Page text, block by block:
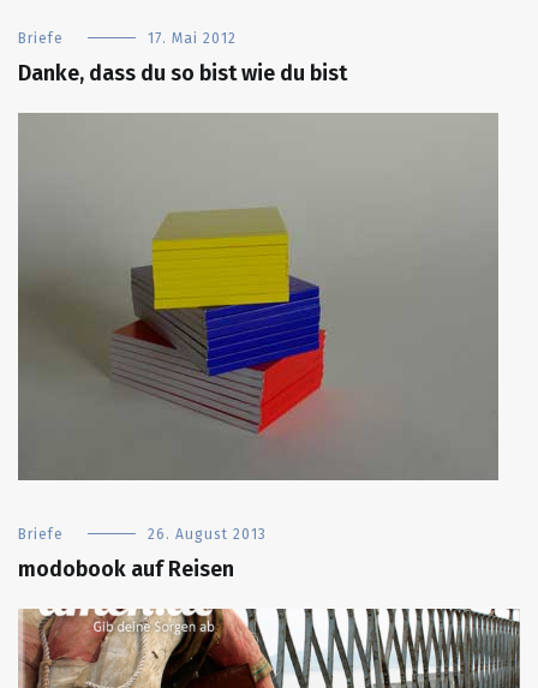
Briefe 17. Mai 2012
Danke, dass du so bist wie du bist
Briefe 26. August 2013
modobook auf Reisen